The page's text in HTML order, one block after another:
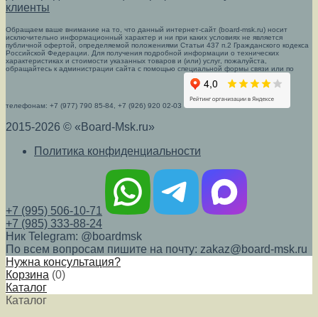
клиенты
Обращаем ваше внимание на то, что данный интернет-сайт (board-msk.ru) носит
исключительно информационный характер и ни при каких условиях не является
публичной офертой, определяемой положениями Статьи 437 п.2 Гражданского кодекса
Российской Федерации. Для получения подробной информации о технических
характеристиках и стоимости указанных товаров и (или) услуг, пожалуйста,
обращайтесь к администрации сайта с помощью специальной формы связи или по
телефонам: +7 (977) 790 85-84, +7 (926) 920 02-03
2015-2026 © «Board-Msk.ru»
Политика конфиденциальности
+7 (995) 506-10-71
+7 (985) 333-88-24
Ник Telegram: @boardmsk
По всем вопросам пишите на почту: zakaz@board-msk.ru
Нужна консультация?
Корзина (0)
Каталог
Каталог